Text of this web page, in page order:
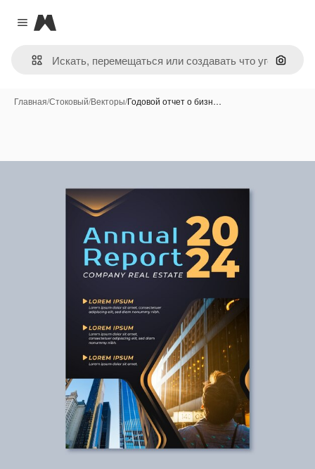
Close menu
Magnific
Поиск
Главная/Стоковый/Векторы/Годовой отчет о бизн…